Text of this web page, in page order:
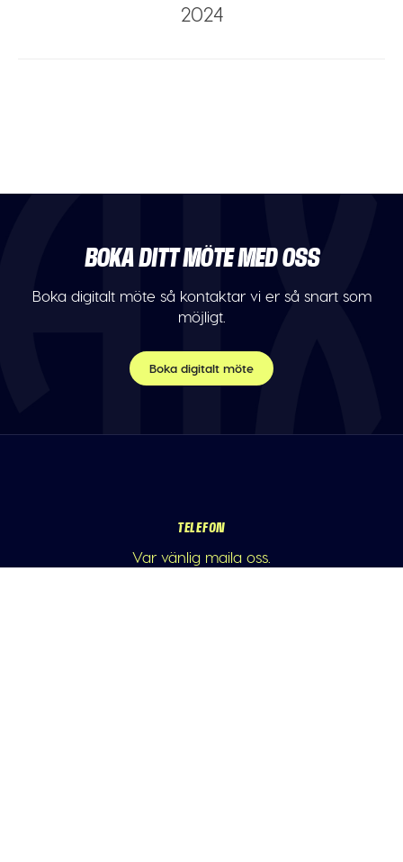
2024
BOKA DITT MÖTE MED OSS
Boka digitalt möte så kontaktar vi er så snart som
möjligt.
Boka digitalt möte
TELEFON
Var vänlig maila oss.